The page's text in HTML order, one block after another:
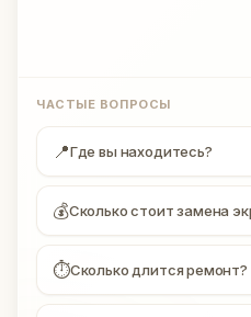
ЧАСТЫЕ ВОПРОСЫ
📍Где вы находитесь?
💰Сколько стоит замена
⏱Сколько длится ремонт?